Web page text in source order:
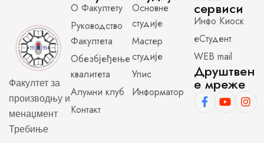
Факултет за
производњу и
менаџмент
Требиње
О Факултету
Руководство
Факултета
Обезбјеђење
квалитета
Алумни клуб
Контакт
Основне
студије
Мастер
студије
Упис
Информатор
сервиси
Инфо Киоск
еСтудент
WEB mail
Друштвен
е мреже